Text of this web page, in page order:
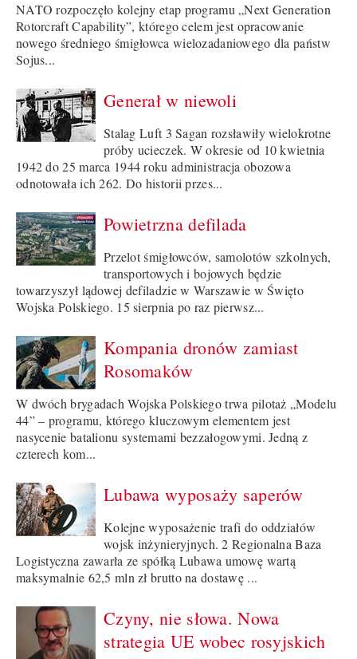
NATO rozpoczęło kolejny etap programu „Next Generation
Rotorcraft Capability”, którego celem jest opracowanie
nowego średniego śmigłowca wielozadaniowego dla państw
Sojus...
Generał w niewoli
Stalag Luft 3 Sagan rozsławiły wielokrotne
próby ucieczek. W okresie od 10 kwietnia
1942 do 25 marca 1944 roku administracja obozowa
odnotowała ich 262. Do historii przes...
Powietrzna defilada
Przelot śmigłowców, samolotów szkolnych,
transportowych i bojowych będzie
towarzyszył lądowej defiladzie w Warszawie w Święto
Wojska Polskiego. 15 sierpnia po raz pierwsz...
Kompania dronów zamiast
Rosomaków
W dwóch brygadach Wojska Polskiego trwa pilotaż „Modelu
44” – programu, którego kluczowym elementem jest
nasycenie batalionu systemami bezzałogowymi. Jedną z
czterech kom...
Lubawa wyposaży saperów
Kolejne wyposażenie trafi do oddziałów
wojsk inżynieryjnych. 2 Regionalna Baza
Logistyczna zawarła ze spółką Lubawa umowę wartą
maksymalnie 62,5 mln zł brutto na dostawę ...
Czyny, nie słowa. Nowa
strategia UE wobec rosyjskich